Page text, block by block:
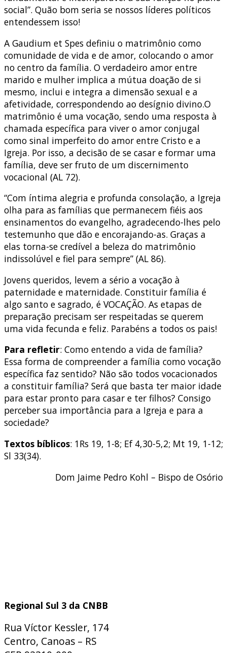
social”. Quão bom seria se nossos líderes políticos
entendessem isso!
A Gaudium et Spes definiu o matrimônio como
comunidade de vida e de amor, colocando o amor
no centro da família. O verdadeiro amor entre
marido e mulher implica a mútua doação de si
mesmo, inclui e integra a dimensão sexual e a
afetividade, correspondendo ao desígnio divino.O
matrimônio é uma vocação, sendo uma resposta à
chamada específica para viver o amor conjugal
como sinal imperfeito do amor entre Cristo e a
Igreja. Por isso, a decisão de se casar e formar uma
família, deve ser fruto de um discernimento
vocacional (AL 72).
“Com íntima alegria e profunda consolação, a Igreja
olha para as famílias que permanecem fiéis aos
ensinamentos do evangelho, agradecendo-lhes pelo
testemunho que dão e encorajando-as. Graças a
elas torna-se credível a beleza do matrimônio
indissolúvel e fiel para sempre” (AL 86).
Jovens queridos, levem a sério a vocação à
paternidade e maternidade. Constituir família é
algo santo e sagrado, é VOCAÇÃO. As etapas de
preparação precisam ser respeitadas se querem
uma vida fecunda e feliz. Parabéns a todos os pais!
Para refletir: Como entendo a vida de família?
Essa forma de compreender a família como vocação
específica faz sentido? Não são todos vocacionados
a constituir família? Será que basta ter maior idade
para estar pronto para casar e ter filhos? Consigo
perceber sua importância para a Igreja e para a
sociedade?
Textos bíblicos: 1Rs 19, 1-8; Ef 4,30-5,2; Mt 19, 1-12;
Sl 33(34).
Dom Jaime Pedro Kohl – Bispo de Osório
Regional Sul 3 da CNBB
Rua Víctor Kessler, 174
Centro, Canoas – RS